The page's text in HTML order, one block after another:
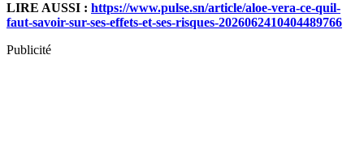
LIRE AUSSI : https://www.pulse.sn/article/aloe-vera-ce-quil-
faut-savoir-sur-ses-effets-et-ses-risques-2026062410404489766
Publicité